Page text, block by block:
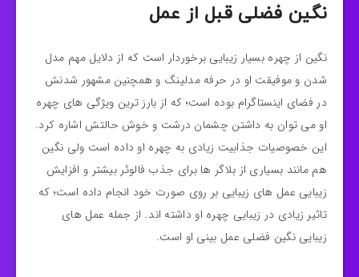
نگین فضلی قبل از عمل
نگین از چهره بسیار زیبایی برخوردار است که از دلایل مهم مدل
شدن و موفیقت او در حرفه مدلینگ و همچنین مشهور شدنش
در فضای اینستاگرام بوده است؛ که از بارز ترین ویژگی های چهره
او می توان به داشتن چشمان درشت و خوش حالتش اشاره کرد.
این خصوصیات جذابیت زیادی به چهره او داده است ولی نگین
هم مانند بسیاری از بلاگر ها برای جذب فالوئر بیشتر و افزایش
زیبایی عمل های زیبایی بر روی صورت خود انجام داده است؛ که
تاثیر زیادی در زیبایی چهره او داشته اند. از جمله عمل های
زیبایی نگین فضلی عمل بینی او است.